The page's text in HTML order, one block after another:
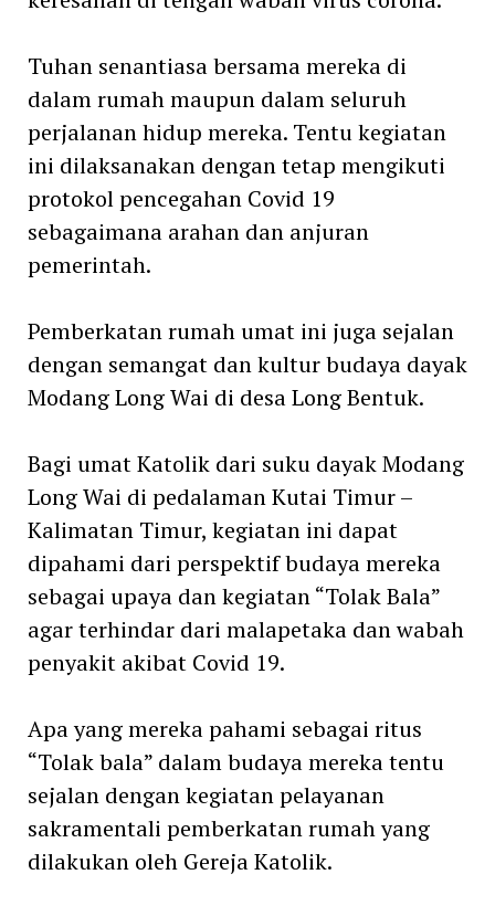
Tuhan senantiasa bersama mereka di
dalam rumah maupun dalam seluruh
perjalanan hidup mereka. Tentu kegiatan
ini dilaksanakan dengan tetap mengikuti
protokol pencegahan Covid 19
sebagaimana arahan dan anjuran
pemerintah.
Pemberkatan rumah umat ini juga sejalan
dengan semangat dan kultur budaya dayak
Modang Long Wai di desa Long Bentuk.
Bagi umat Katolik dari suku dayak Modang
Long Wai di pedalaman Kutai Timur –
Kalimatan Timur, kegiatan ini dapat
dipahami dari perspektif budaya mereka
sebagai upaya dan kegiatan “Tolak Bala”
agar terhindar dari malapetaka dan wabah
penyakit akibat Covid 19.
Apa yang mereka pahami sebagai ritus
“Tolak bala” dalam budaya mereka tentu
sejalan dengan kegiatan pelayanan
sakramentali pemberkatan rumah yang
dilakukan oleh Gereja Katolik.